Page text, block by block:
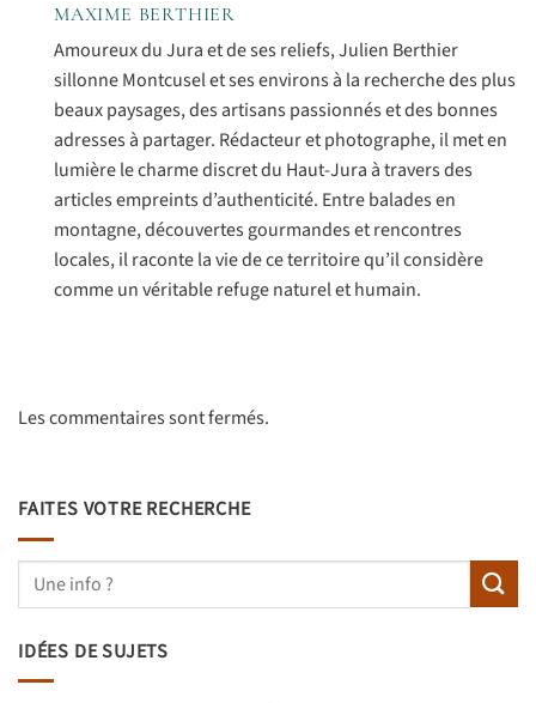
MAXIME BERTHIER
Amoureux du Jura et de ses reliefs, Julien Berthier
sillonne Montcusel et ses environs à la recherche des plus
beaux paysages, des artisans passionnés et des bonnes
adresses à partager. Rédacteur et photographe, il met en
lumière le charme discret du Haut-Jura à travers des
articles empreints d’authenticité. Entre balades en
montagne, découvertes gourmandes et rencontres
locales, il raconte la vie de ce territoire qu’il considère
comme un véritable refuge naturel et humain.
Les commentaires sont fermés.
FAITES VOTRE RECHERCHE
IDÉES DE SUJETS